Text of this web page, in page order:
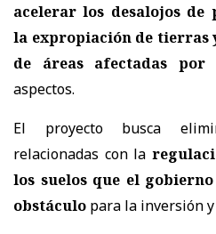
acelerar los desalojos de
la expropiación de
de áreas afectadas por
aspectos.
El proyecto busca
relacionadas con la
los suelos que el
obstáculo para la inversión